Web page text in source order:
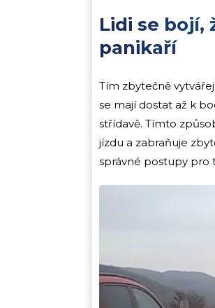
Lidi se bojí,
panikaří
Tím zbytečně
se mají dostat až k
střídavě. Tímto
jízdu a zabraňuje
správné postupy pro